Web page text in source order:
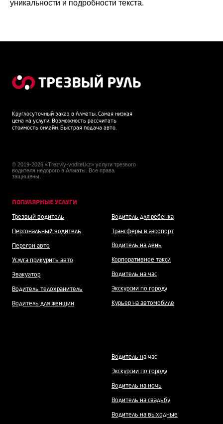
уникальности и подробности текста.
Круглосуточный заказ в Алматы. Самая низкая
цена на услуги. Возможность рассчитать
стоимость онлайн. Быстрая подача авто.
© 2019-2026 «Trezviy-voditel.kz» услуги трезвого
водителя недорого в Алматы. Все права
защищены.
ПОПУЛЯРНЫЕ УСЛУГИ
Трезвый водитель
Персональный водитель
Перегон авто
Услуга прикурить авто
Эвакуатор
Водитель телохранитель
Водитель для женщин
Водитель для ребенка
Трансферы в аэропорт
Водитель на день
Корпоративное такси
Водитель на час
Экскурсии по городу
Курьер на автомобиле
Водитель на час
Экскурсии по городу
Водитель на ночь
Водитель на свадьбу
Водитель на выходные